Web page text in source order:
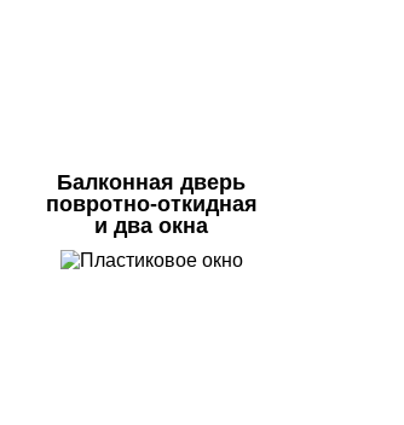
Балконная дверь
повротно-откидная
и два окна